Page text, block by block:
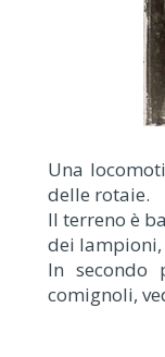
Una
delle rotaie.
Il terreno è
dei
In
comignoli,